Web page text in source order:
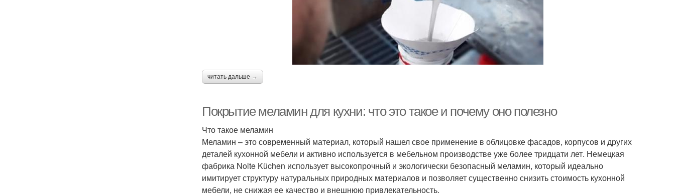
читать дальше →
Покрытие меламин для кухни: что это такое и почему оно полезно
Что такое меламин
Меламин – это современный материал, который нашел свое применение в облицовке фасадов, корпусов и других
деталей кухонной мебели и активно используется в мебельном производстве уже более тридцати лет. Немецкая
фабрика Nolte Küchen использует высокопрочный и экологически безопасный меламин, который идеально
имитирует структуру натуральных природных материалов и позволяет существенно снизить стоимость кухонной
мебели, не снижая ее качество и внешнюю привлекательность.